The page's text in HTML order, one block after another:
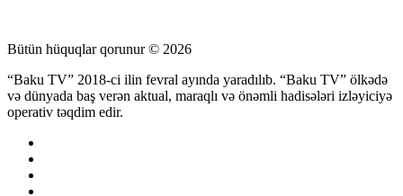
Bütün hüquqlar qorunur © 2026
“Baku TV” 2018-ci ilin fevral ayında yaradılıb. “Baku TV” ölkədə
və dünyada baş verən aktual, maraqlı və önəmli hadisələri izləyiciyə
operativ təqdim edir.